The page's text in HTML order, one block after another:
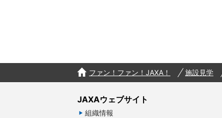
ファン！ファン！JAXA！ 施設見学
JAXAウェブサイト
組織情報